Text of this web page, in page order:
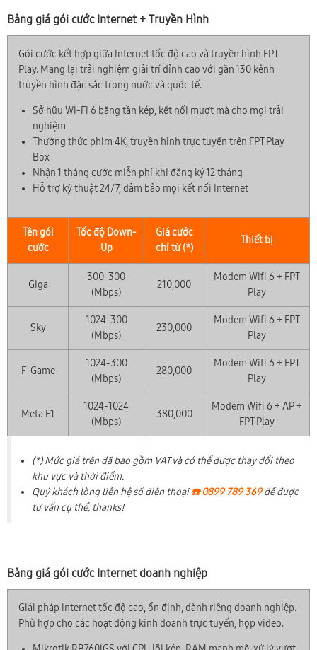
Bảng giá gói cước Internet + Truyền Hình
Gói cước kết hợp giữa Internet tốc độ cao và truyền hình FPT
Play. Mang lại trải nghiệm giải trí đỉnh cao với gần 130 kênh
truyền hình đặc sắc trong nước và quốc tế.
Sở hữu Wi-Fi 6 băng tần kép, kết nối mượt mà cho mọi trải
nghiệm
Thưởng thức phim 4K, truyền hình trực tuyến trên FPT Play
Box
Nhận 1 tháng cước miễn phí khi đăng ký 12 tháng
Hỗ trợ kỹ thuật 24/7, đảm bảo mọi kết nối Internet
Tên gói
cước
Tốc độ Down-
Up
Giá cước
chỉ từ (*)
Thiết bị
Giga
300-300
(Mbps)
210,000
Modem Wifi 6 + FPT
Play
Sky
1024-300
(Mbps)
230,000
Modem Wifi 6 + FPT
Play
F-Game
1024-300
(Mbps)
280,000
Modem Wifi 6 + FPT
Play
Meta F1
1024-1024
(Mbps)
380,000
Modem Wifi 6 + AP +
FPT Play
(*) Mức giá trên đã bao gồm VAT và có thể được thay đổi theo
khu vực và thời điểm.
Quý khách lòng liên hệ số điện thoại☎️ 0899 789 369để được
tư vấn cụ thể, thanks!
Bảng giá gói cước Internet doanh nghiệp
Giải pháp internet tốc độ cao, ổn định, dành riêng doanh nghiệp.
Phù hợp cho các hoạt động kinh doanh trực tuyến, họp video.